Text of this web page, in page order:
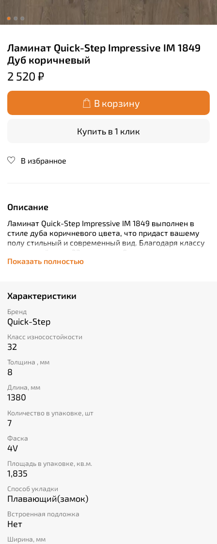
Ламинат Quick-Step Impressive IM 1849
Дуб коричневый
2 520 ₽
В корзину
Купить в 1 клик
В избранное
Описание
Ламинат Quick-Step Impressive IM 1849 выполнен в
стиле дуба коричневого цвета, что придаст вашему
полу стильный и современный вид. Благодаря классу
износостойкости 32 и толщине 8 мм этот ламинат
обеспечивает высокую устойчивость к механическим
покрытие без дополнительных инструментов. С
фаской 4V создается эффект сплошного полотна
пола. Коллекцию Impressive отличает элегантность и
универсальность дизайна, подходящего как для
домашних интерьеров, так и коммерческих
помещений со средней нагрузкой.
Показать полностью
Характеристики
Бренд
Quick-Step
Класс износостойкости
32
Толщина , мм
8
Длина, мм
1380
Количество в упаковке, шт
7
Фаска
4V
Площадь в упаковке, кв.м.
1,835
Способ укладки
Плавающий(замок)
Встроенная подложка
Нет
Ширина, мм